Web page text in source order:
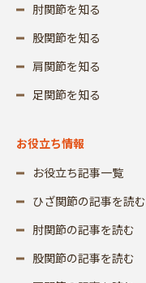
肘関節を知る
股関節を知る
肩関節を知る
足関節を知る
お役立ち情報
お役立ち記事一覧
ひざ関節の記事を読む
肘関節の記事を読む
股関節の記事を読む